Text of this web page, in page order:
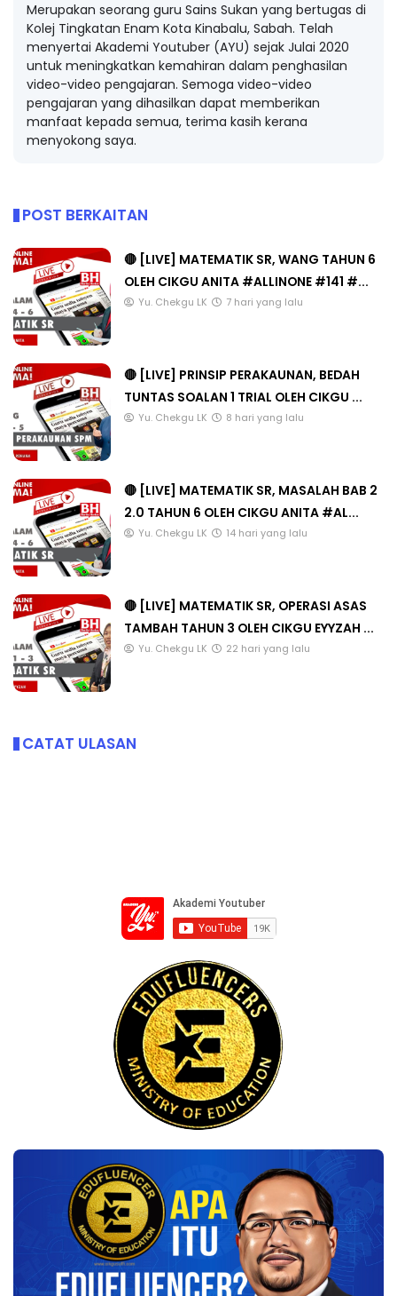
Merupakan seorang guru Sains Sukan yang bertugas di
Kolej Tingkatan Enam Kota Kinabalu, Sabah. Telah
menyertai Akademi Youtuber (AYU) sejak Julai 2020
untuk meningkatkan kemahiran dalam penghasilan
video-video pengajaran. Semoga video-video
pengajaran yang dihasilkan dapat memberikan
manfaat kepada semua, terima kasih kerana
menyokong saya.
POST BERKAITAN
🔴 [LIVE] MATEMATIK SR, WANG TAHUN 6
OLEH CIKGU ANITA #ALLINONE #141 #...
Yu. Chekgu LK 7 hari yang lalu
🔴 [LIVE] PRINSIP PERAKAUNAN, BEDAH
TUNTAS SOALAN 1 TRIAL OLEH CIKGU ...
Yu. Chekgu LK 8 hari yang lalu
🔴 [LIVE] MATEMATIK SR, MASALAH BAB 2
2.0 TAHUN 6 OLEH CIKGU ANITA #AL...
Yu. Chekgu LK 14 hari yang lalu
🔴 [LIVE] MATEMATIK SR, OPERASI ASAS
TAMBAH TAHUN 3 OLEH CIKGU EYYZAH ...
Yu. Chekgu LK 22 hari yang lalu
CATAT ULASAN